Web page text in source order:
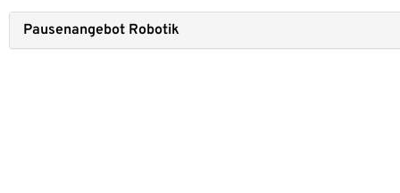
Pau­sen­an­ge­bot Robo­tik